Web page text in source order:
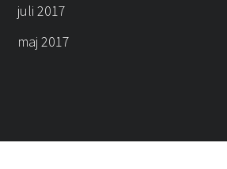
juli 2017
maj 2017